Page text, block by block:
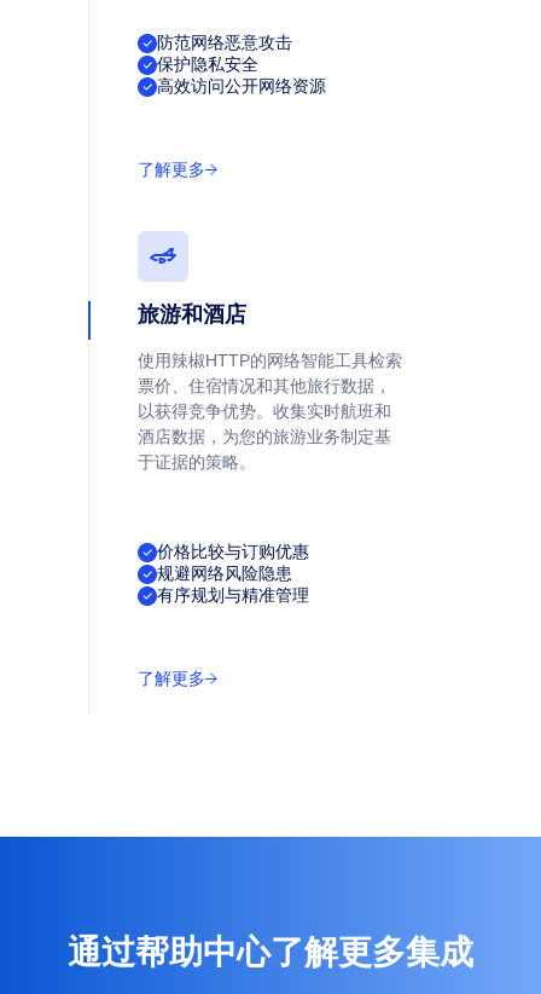
防范网络恶意攻击
保护隐私安全
高效访问公开网络资源
了解更多
旅游和酒店
使用辣椒HTTP的网络智能工具检索
票价、住宿情况和其他旅行数据，
以获得竞争优势。收集实时航班和
酒店数据，为您的旅游业务制定基
于证据的策略。
价格比较与订购优惠
规避网络风险隐患
有序规划与精准管理
了解更多
通过帮助中心了解更多集成
全域持续稳定网络连接